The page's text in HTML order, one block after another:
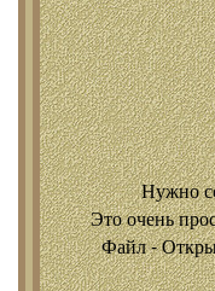
Нужно
Это очень
Файл -